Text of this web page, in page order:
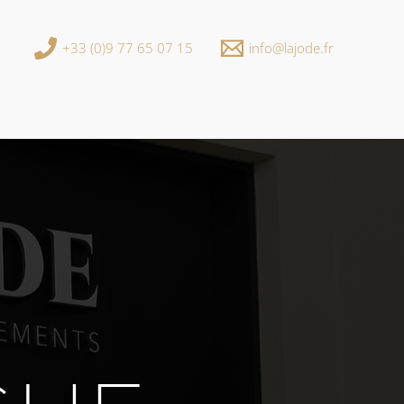
+33 (0)9 77 65 07 15 info@lajode.fr